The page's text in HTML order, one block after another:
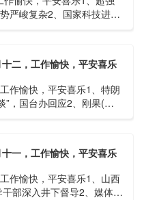
严峻复杂2、国家科技进步
二，工作愉快，平安喜乐
作愉快，平安喜乐1、特朗
，国台办回应2、刚果(金)
一，工作愉快，平安喜乐
作愉快，平安喜乐1、山西
部深入井下督导2、媒体：